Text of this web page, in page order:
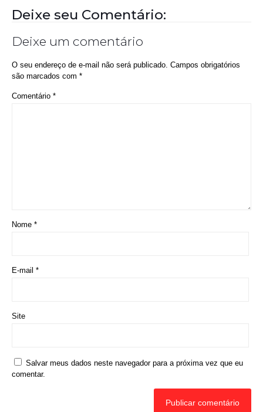
Deixe seu Comentário:
Deixe um comentário
O seu endereço de e-mail não será publicado. Campos obrigatórios
são marcados com *
Comentário *
Nome *
E-mail *
Site
Salvar meus dados neste navegador para a próxima vez que eu
comentar.